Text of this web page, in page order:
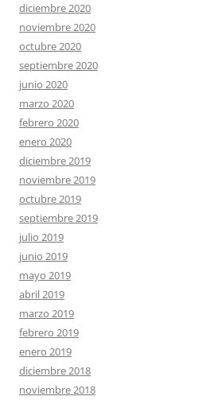
diciembre 2020
noviembre 2020
octubre 2020
septiembre 2020
junio 2020
marzo 2020
febrero 2020
enero 2020
diciembre 2019
noviembre 2019
octubre 2019
septiembre 2019
julio 2019
junio 2019
mayo 2019
abril 2019
marzo 2019
febrero 2019
enero 2019
diciembre 2018
noviembre 2018